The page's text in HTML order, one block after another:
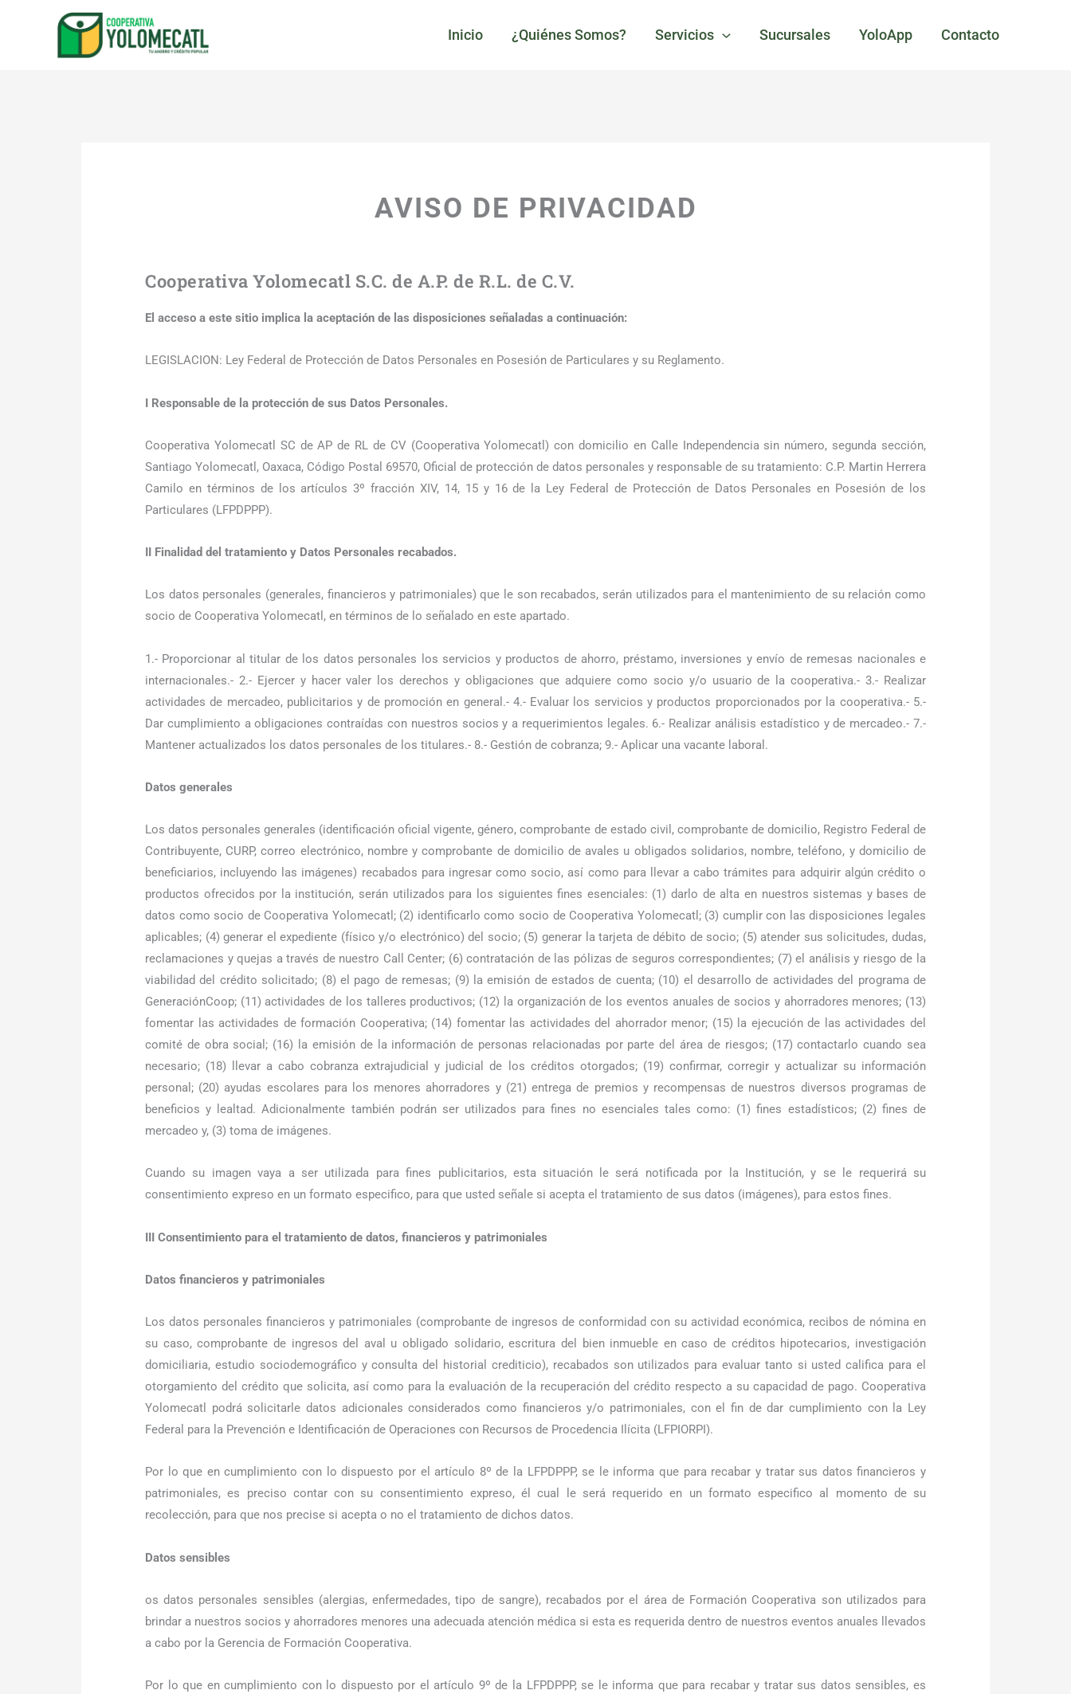
Inicio ¿Quiénes Somos? Servicios Sucursales YoloApp Contacto
AVISO DE PRIVACIDAD
Cooperativa Yolomecatl S.C. de A.P. de R.L. de C.V.
El acceso a este sitio implica la aceptación de las disposiciones señaladas a continuación:
LEGISLACION: Ley Federal de Protección de Datos Personales en Posesión de Particulares y su Reglamento.
I Responsable de la protección de sus Datos Personales.
Cooperativa Yolomecatl SC de AP de RL de CV (Cooperativa Yolomecatl) con domicilio en Calle Independencia sin número, segunda sección,
Santiago Yolomecatl, Oaxaca, Código Postal 69570, Oficial de protección de datos personales y responsable de su tratamiento: C.P. Martin Herrera
Camilo en términos de los artículos 3º fracción XIV, 14, 15 y 16 de la Ley Federal de Protección de Datos Personales en Posesión de los
Particulares (LFPDPPP).
II Finalidad del tratamiento y Datos Personales recabados.
Los datos personales (generales, financieros y patrimoniales) que le son recabados, serán utilizados para el mantenimiento de su relación como
socio de Cooperativa Yolomecatl, en términos de lo señalado en este apartado.
1.- Proporcionar al titular de los datos personales los servicios y productos de ahorro, préstamo, inversiones y envío de remesas nacionales e
internacionales.- 2.- Ejercer y hacer valer los derechos y obligaciones que adquiere como socio y/o usuario de la cooperativa.- 3.- Realizar
actividades de mercadeo, publicitarios y de promoción en general.- 4.- Evaluar los servicios y productos proporcionados por la cooperativa.- 5.-
Dar cumplimiento a obligaciones contraídas con nuestros socios y a requerimientos legales. 6.- Realizar análisis estadístico y de mercadeo.- 7.-
Mantener actualizados los datos personales de los titulares.- 8.- Gestión de cobranza; 9.- Aplicar una vacante laboral.
Datos generales
Los datos personales generales (identificación oficial vigente, género, comprobante de estado civil, comprobante de domicilio, Registro Federal de
Contribuyente, CURP, correo electrónico, nombre y comprobante de domicilio de avales u obligados solidarios, nombre, teléfono, y domicilio de
beneficiarios, incluyendo las imágenes) recabados para ingresar como socio, así como para llevar a cabo trámites para adquirir algún crédito o
productos ofrecidos por la institución, serán utilizados para los siguientes fines esenciales: (1) darlo de alta en nuestros sistemas y bases de
datos como socio de Cooperativa Yolomecatl; (2) identificarlo como socio de Cooperativa Yolomecatl; (3) cumplir con las disposiciones legales
aplicables; (4) generar el expediente (físico y/o electrónico) del socio; (5) generar la tarjeta de débito de socio; (5) atender sus solicitudes, dudas,
reclamaciones y quejas a través de nuestro Call Center; (6) contratación de las pólizas de seguros correspondientes; (7) el análisis y riesgo de la
viabilidad del crédito solicitado; (8) el pago de remesas; (9) la emisión de estados de cuenta; (10) el desarrollo de actividades del programa de
GeneraciónCoop; (11) actividades de los talleres productivos; (12) la organización de los eventos anuales de socios y ahorradores menores; (13)
fomentar las actividades de formación Cooperativa; (14) fomentar las actividades del ahorrador menor; (15) la ejecución de las actividades del
comité de obra social; (16) la emisión de la información de personas relacionadas por parte del área de riesgos; (17) contactarlo cuando sea
necesario; (18) llevar a cabo cobranza extrajudicial y judicial de los créditos otorgados; (19) confirmar, corregir y actualizar su información
personal; (20) ayudas escolares para los menores ahorradores y (21) entrega de premios y recompensas de nuestros diversos programas de
beneficios y lealtad. Adicionalmente también podrán ser utilizados para fines no esenciales tales como: (1) fines estadísticos; (2) fines de
mercadeo y, (3) toma de imágenes.
Cuando su imagen vaya a ser utilizada para fines publicitarios, esta situación le será notificada por la Institución, y se le requerirá su
consentimiento expreso en un formato especifico, para que usted señale si acepta el tratamiento de sus datos (imágenes), para estos fines.
III Consentimiento para el tratamiento de datos, financieros y patrimoniales
Datos financieros y patrimoniales
Los datos personales financieros y patrimoniales (comprobante de ingresos de conformidad con su actividad económica, recibos de nómina en
su caso, comprobante de ingresos del aval u obligado solidario, escritura del bien inmueble en caso de créditos hipotecarios, investigación
domiciliaria, estudio sociodemográfico y consulta del historial crediticio), recabados son utilizados para evaluar tanto si usted califica para el
otorgamiento del crédito que solicita, así como para la evaluación de la recuperación del crédito respecto a su capacidad de pago. Cooperativa
Yolomecatl podrá solicitarle datos adicionales considerados como financieros y/o patrimoniales, con el fin de dar cumplimiento con la Ley
Federal para la Prevención e Identificación de Operaciones con Recursos de Procedencia Ilícita (LFPIORPI).
Por lo que en cumplimiento con lo dispuesto por el artículo 8º de la LFPDPPP, se le informa que para recabar y tratar sus datos financieros y
patrimoniales, es preciso contar con su consentimiento expreso, él cual le será requerido en un formato especifico al momento de su
recolección, para que nos precise si acepta o no el tratamiento de dichos datos.
Datos sensibles
os datos personales sensibles (alergias, enfermedades, tipo de sangre), recabados por el área de Formación Cooperativa son utilizados para
brindar a nuestros socios y ahorradores menores una adecuada atención médica si esta es requerida dentro de nuestros eventos anuales llevados
a cabo por la Gerencia de Formación Cooperativa.
Por lo que en cumplimiento con lo dispuesto por el artículo 9º de la LFPDPPP, se le informa que para recabar y tratar sus datos sensibles, es